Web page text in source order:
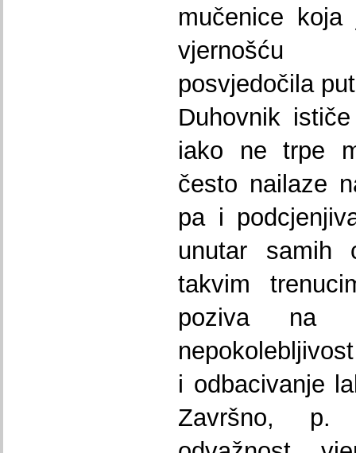
mučenice
vjernošću
posvjedočila
Duhovnik
iako ne trpe
često nailaze
pa i
unutar samih
takvim
poziva na
i odbacivanje
Završno, p.